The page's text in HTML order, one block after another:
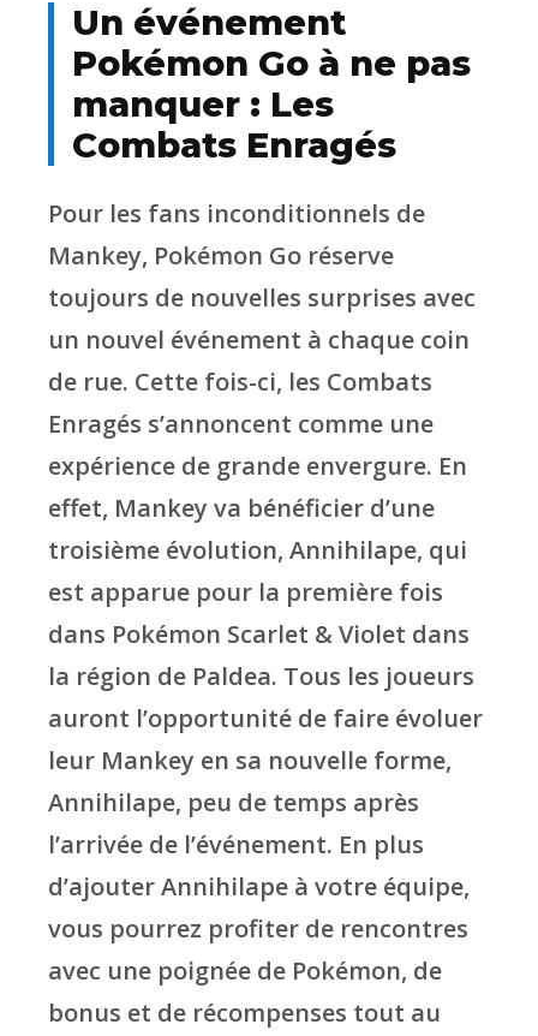
Un événement
Pokémon Go à ne pas
manquer : Les
Combats Enragés
Pour les fans inconditionnels de
Mankey, Pokémon Go réserve
toujours de nouvelles surprises avec
un nouvel événement à chaque coin
de rue. Cette fois-ci, les Combats
Enragés s’annoncent comme une
expérience de grande envergure. En
effet, Mankey va bénéficier d’une
troisième évolution, Annihilape, qui
est apparue pour la première fois
dans Pokémon Scarlet & Violet dans
la région de Paldea. Tous les joueurs
auront l’opportunité de faire évoluer
leur Mankey en sa nouvelle forme,
Annihilape, peu de temps après
l’arrivée de l’événement. En plus
d’ajouter Annihilape à votre équipe,
vous pourrez profiter de rencontres
avec une poignée de Pokémon, de
bonus et de récompenses tout au